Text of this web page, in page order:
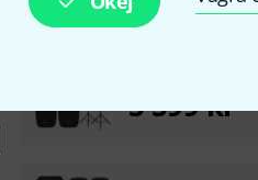
5 599 kr